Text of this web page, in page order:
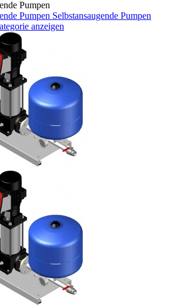
Selbstansaugende Pumpen
anzeigen